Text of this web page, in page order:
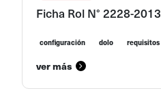
Ficha Rol N° 2228-2013
configuración dolo requisitos
ver más